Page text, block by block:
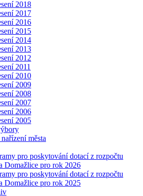
2018
2017
2016
2015
2014
2013
2012
2011
2010
2009
2008
2007
2006
2005
města
pro poskytování dotací z rozpočtu
Domažlice pro rok 2026
pro poskytování dotací z rozpočtu
Domažlice pro rok 2025